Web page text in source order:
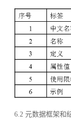
6.2 元数据框架和